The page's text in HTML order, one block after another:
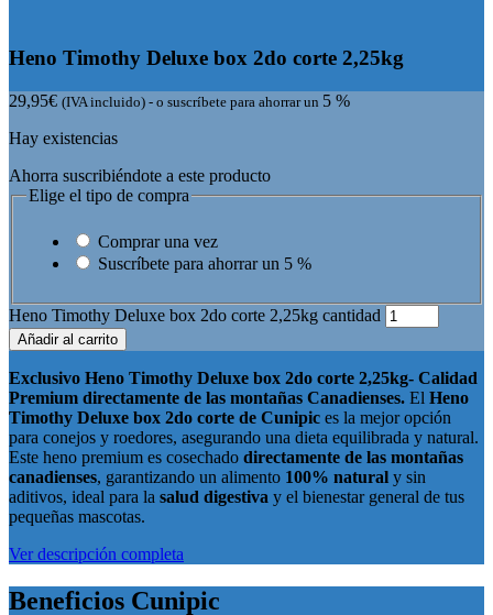
Heno Timothy Deluxe box 2do corte 2,25kg
29,95€ (IVA incluido) - o suscríbete para ahorrar un 5 %
Hay existencias
Ahorra suscribiéndote a este producto
Elige el tipo de compra
Comprar una vez
Suscríbete para ahorrar un 5 %
Heno Timothy Deluxe box 2do corte 2,25kg cantidad
Añadir al carrito
Exclusivo Heno Timothy Deluxe box 2do corte 2,25kg- Calidad
Premium directamente de las montañas Canadienses. El Heno
Timothy Deluxe box 2do corte de Cunipic es la mejor opción
para conejos y roedores, asegurando una dieta equilibrada y natural.
Este heno premium es cosechado directamente de las montañas
canadienses, garantizando un alimento 100% natural y sin
aditivos, ideal para la salud digestiva y el bienestar general de tus
pequeñas mascotas.
Ver descripción completa
Beneficios Cunipic